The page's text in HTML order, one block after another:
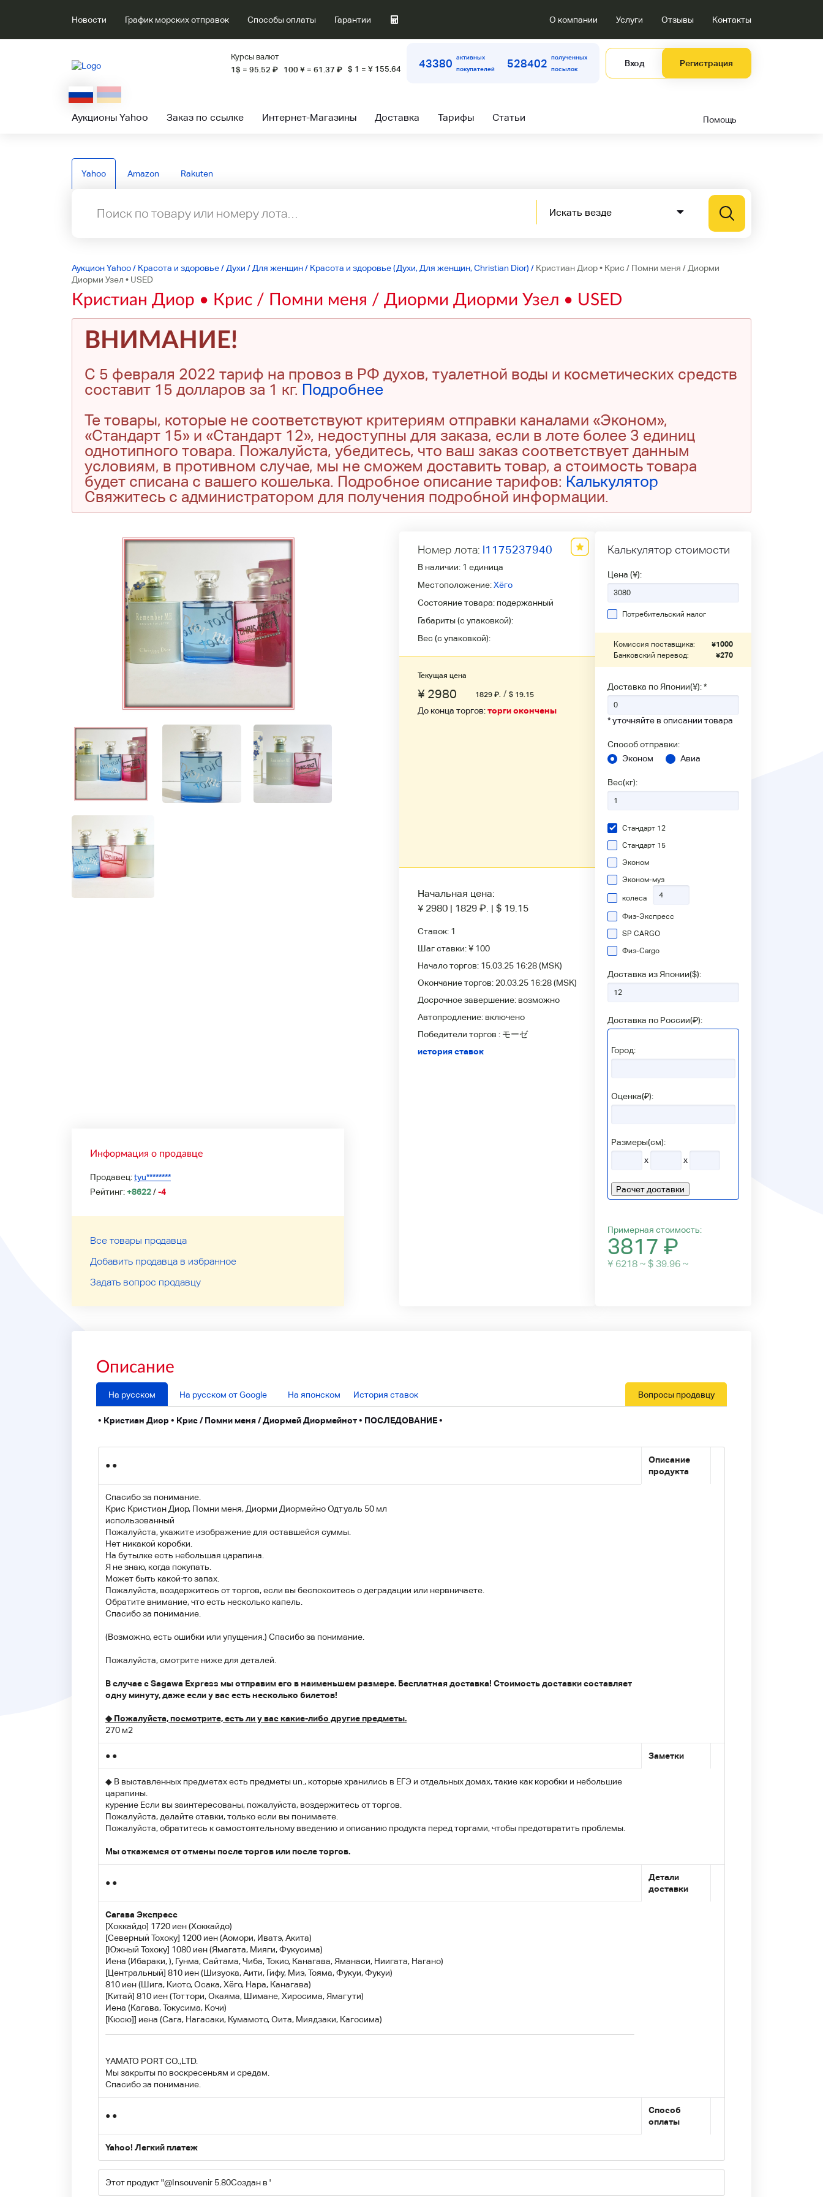
Новости График морских отправок Способы оплаты Гарантии О компании Услуги Отзывы Контакты
Курсы валют
1$ = 95.52 ₽ 100 ¥ = 61.37 ₽ $ 1 = ¥ 155.64 43380
активных
покупателей
528402
полученных
посылок
Вход Регистрация
Аукционы Yahoo Заказ по ссылке Интернет-Магазины Доставка Тарифы Статьи Помощь
Yahoo Amazon Rakuten
Аукцион Yahoo/ Красота и здоровье/ Духи / Для женщин/ Красота и здоровье (Духи, Для женщин, Christian Dior) / Кристиан Диор • Крис / Помни меня / Диорми
Диорми Узел • USED
Кристиан Диор • Крис / Помни меня / Диорми Диорми Узел • USED
ВНИМАНИЕ!
С 5 февраля 2022 тариф на провоз в РФ духов, туалетной воды и косметических средств
составит 15 долларов за 1 кг. Подробнее
Те товары, которые не соответствуют критериям отправки каналами «Эконом»,
«Стандарт 15» и «Стандарт 12», недоступны для заказа, если в лоте более 3 единиц
однотипного товара. Пожалуйста, убедитесь, что ваш заказ соответствует данным
условиям, в противном случае, мы не сможем доставить товар, а стоимость товара
будет списана с вашего кошелька. Подробное описание тарифов: Калькулятор
Свяжитесь с администратором для получения подробной информации.
Информация о продавце
Продавец:tyu********
Рейтинг:+8622/-4
Все товары продавца
Добавить продавца в избранное
Задать вопрос продавцу
Номер лота: l1175237940
В наличии: 1 единица
Местоположение:Хёго
Состояние товара: подержанный
Габариты (с упаковкой):
Вес (с упаковкой):
Текущая цена
¥ 2980 1829 ₽. / $ 19.15
До конца торгов:торги окончены
Начальная цена:
¥ 2980 | 1829 ₽. | $ 19.15
Ставок: 1
Шаг ставки:¥ 100
Начало торгов: 15.03.25 16:28(MSK)
Окончание торгов: 20.03.25 16:28(MSK)
Досрочное завершение: возможно
Автопродление: включено
Победители торгов : モーゼ
история ставок
Калькулятор стоимости
Цена (¥):
Потребительский налог
Комиссия поставщика: ¥1000
Банковский перевод:
¥270
Доставка по Японии(¥): *
* уточняйте в описании товара
Способ отправки:
Эконом
Авиа
Вес(кг):
Стандарт 12
Стандарт 15
Эконом
Эконом-муз
колеса
Физ-Экспресс
SP CARGO
Физ-Сargo
Доставка из Японии($):
Доставка по России(₽):
Город:
Оценка(₽):
Размеры(см):
x
x
Расчет доставки
Примерная стоимость:
3817 ₽
¥ 6218 ~ $ 39.96 ~
Описание
На русском На русском от Google На японском История ставок Вопросы продавцу
• Кристиан Диор • Крис / Помни меня / Диормей Диормейнот • ПОСЛЕДОВАНИЕ •
● ●
Описание
продукта
Спасибо за понимание.
Крис Кристиан Диор, Помни меня, Диорми Диормейно Одтуаль 50 мл
использованный
Пожалуйста, укажите изображение для оставшейся суммы.
Нет никакой коробки.
На бутылке есть небольшая царапина.
Я не знаю, когда покупать.
Может быть какой-то запах.
Пожалуйста, воздержитесь от торгов, если вы беспокоитесь о деградации или нервничаете.
Обратите внимание, что есть несколько капель.
Спасибо за понимание.
(Возможно, есть ошибки или упущения.) Спасибо за понимание.
Пожалуйста, смотрите ниже для деталей.
В случае с Sagawa Express мы отправим его в наименьшем размере. Бесплатная доставка! Стоимость доставки составляет
одну минуту, даже если у вас есть несколько билетов!
◆ Пожалуйста, посмотрите, есть ли у вас какие-либо другие предметы.
270 м2
● ● Заметки
◆ В выставленных предметах есть предметы un., которые хранились в ЕГЭ и отдельных домах, такие как коробки и небольшие
царапины.
курение Если вы заинтересованы, пожалуйста, воздержитесь от торгов.
Пожалуйста, делайте ставки, только если вы понимаете.
Пожалуйста, обратитесь к самостоятельному введению и описанию продукта перед торгами, чтобы предотвратить проблемы.
Мы откажемся от отмены после торгов или после торгов.
● ●
Детали
доставки
Сагава Экспресс
[Хоккайдо] 1720 иен (Хоккайдо)
[Северный Тохоку] 1200 иен (Аомори, Иватэ, Акита)
[Южный Тохоку] 1080 иен (Ямагата, Мияги, Фукусима)
Иена (Ибараки, ), Гунма, Сайтама, Чиба, Токио, Канагава, Яманаси, Ниигата, Нагано)
[Центральный] 810 иен (Шизуока, Аити, Гифу, Миэ, Тояма, Фукуи, Фукуи)
810 иен (Шига, Киото, Осака, Хёго, Нара, Канагава)
[Китай] 810 иен (Тоттори, Окаяма, Шимане, Хиросима, Ямагути)
Иена (Кагава, Токусима, Кочи)
[Кюсю]] иена (Сага, Нагасаки, Кумамото, Оита, Миядзаки, Кагосима)
YAMATO PORT CO.,LTD.
Мы закрыты по воскресеньям и средам.
Спасибо за понимание.
● ●
Способ
оплаты
Yahoo! Легкий платеж
Этот продукт "@Insouvenir 5.80Создан в '